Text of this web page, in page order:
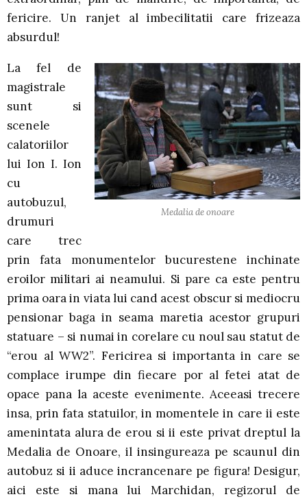
fericire. Un ranjet al imbecilitatii care frizeaza
absurdul!
Medalia de onoare
La fel de
magistrale
sunt si
scenele
calatoriilor
lui Ion I. Ion
cu
autobuzul,
drumuri
care trec
prin fata monumentelor bucurestene inchinate
eroilor militari ai neamului. Si pare ca este pentru
prima oara in viata lui cand acest obscur si mediocru
pensionar baga in seama maretia acestor grupuri
statuare – si numai in corelare cu noul sau statut de
“erou al WW2”. Fericirea si importanta in care se
complace irumpe din fiecare por al fetei atat de
opace pana la aceste evenimente. Aceeasi trecere
insa, prin fata statuilor, in momentele in care ii este
amenintata alura de erou si ii este privat dreptul la
Medalia de Onoare, il insingureaza pe scaunul din
autobuz si ii aduce incrancenare pe figura! Desigur,
aici este si mana lui Marchidan, regizorul de